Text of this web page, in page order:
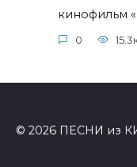
кинофильм
0
© 2026 ПЕСНИ из